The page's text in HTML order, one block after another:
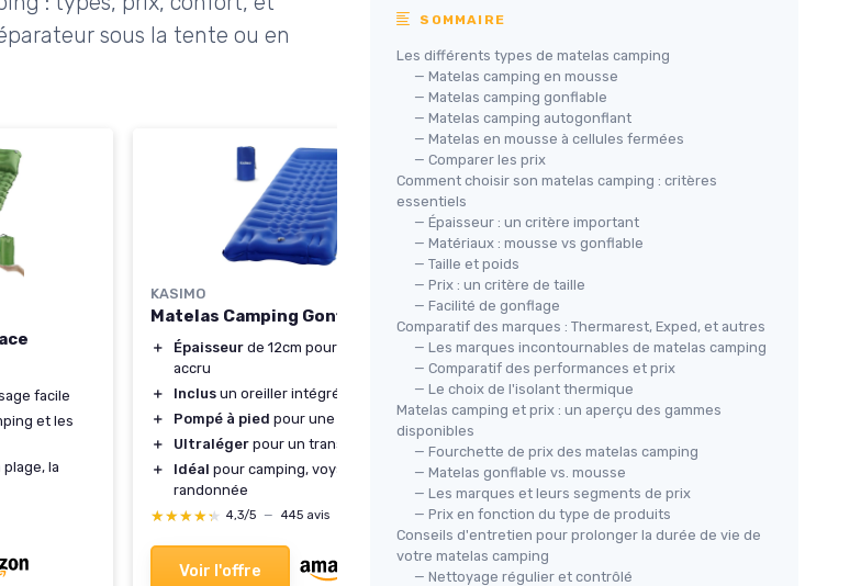
sous la tente ou en
facile
et les
plage, la
KASIMO
Matelas Camping Gonflable 12cm
＋ Épaisseur de 12cm pour un confort
accru
＋
Inclus un oreiller intégré
＋
Pompé à pied pour une inflation facile
＋
Ultraléger pour un transport facilité
＋
Idéal pour camping, voyage et
randonnée
★★★★★
★★★★★ 4,3/5 — 445 avis
Voir l'offre
AMAZON BASICS
Tapis de sol de camping vert
olive
Léger
pour une transportabilité facile
confortable sur terrain humide
＋ Pouche à pied intégrée
gonflage pratique
＋ Dimensions généreuses de 190.5 x 57
x 5.6 cm
★★★★★
★★★★★
SOMMAIRE
Les différents types de matelas camping
— Matelas camping en mousse
— Matelas camping gonflable
— Matelas camping autogonflant
— Matelas en mousse à cellules fermées
— Comparer les prix
Comment choisir son matelas camping : critères
essentiels
— Épaisseur : un critère important
— Matériaux : mousse vs gonflable
— Taille et poids
— Prix : un critère de taille
— Facilité de gonflage
Comparatif des marques : Thermarest, Exped, et autres
— Les marques incontournables de matelas camping
— Comparatif des performances et prix
— Le choix de l'isolant thermique
Matelas camping et prix : un aperçu des gammes
disponibles
— Fourchette de prix des matelas camping
— Matelas gonflable vs. mousse
— Les marques et leurs segments de prix
— Prix en fonction du type de produits
Conseils d'entretien pour prolonger la durée de vie de
votre matelas camping
— Nettoyage régulier et contrôlé